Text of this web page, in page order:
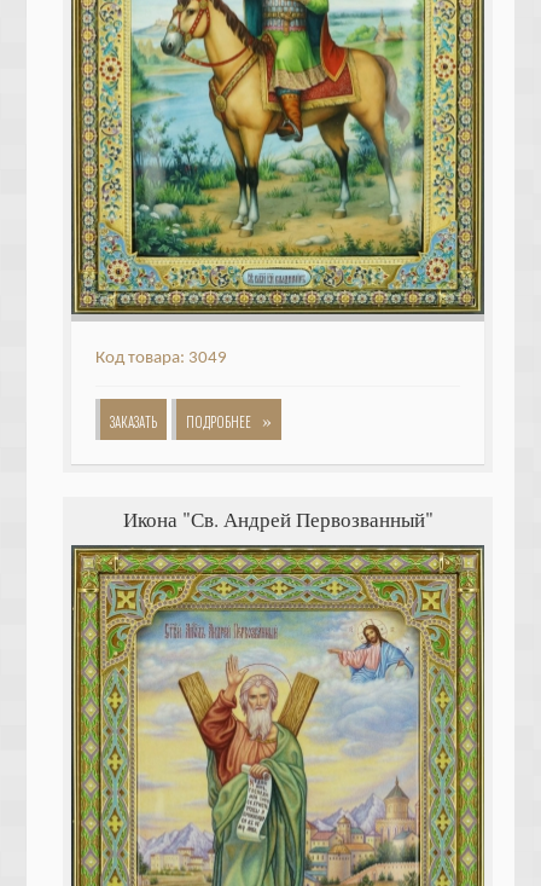
Код товара: 3049
ЗАКАЗАТЬ ПОДРОБНЕЕ »
Икона "Св. Андрей Первозванный"